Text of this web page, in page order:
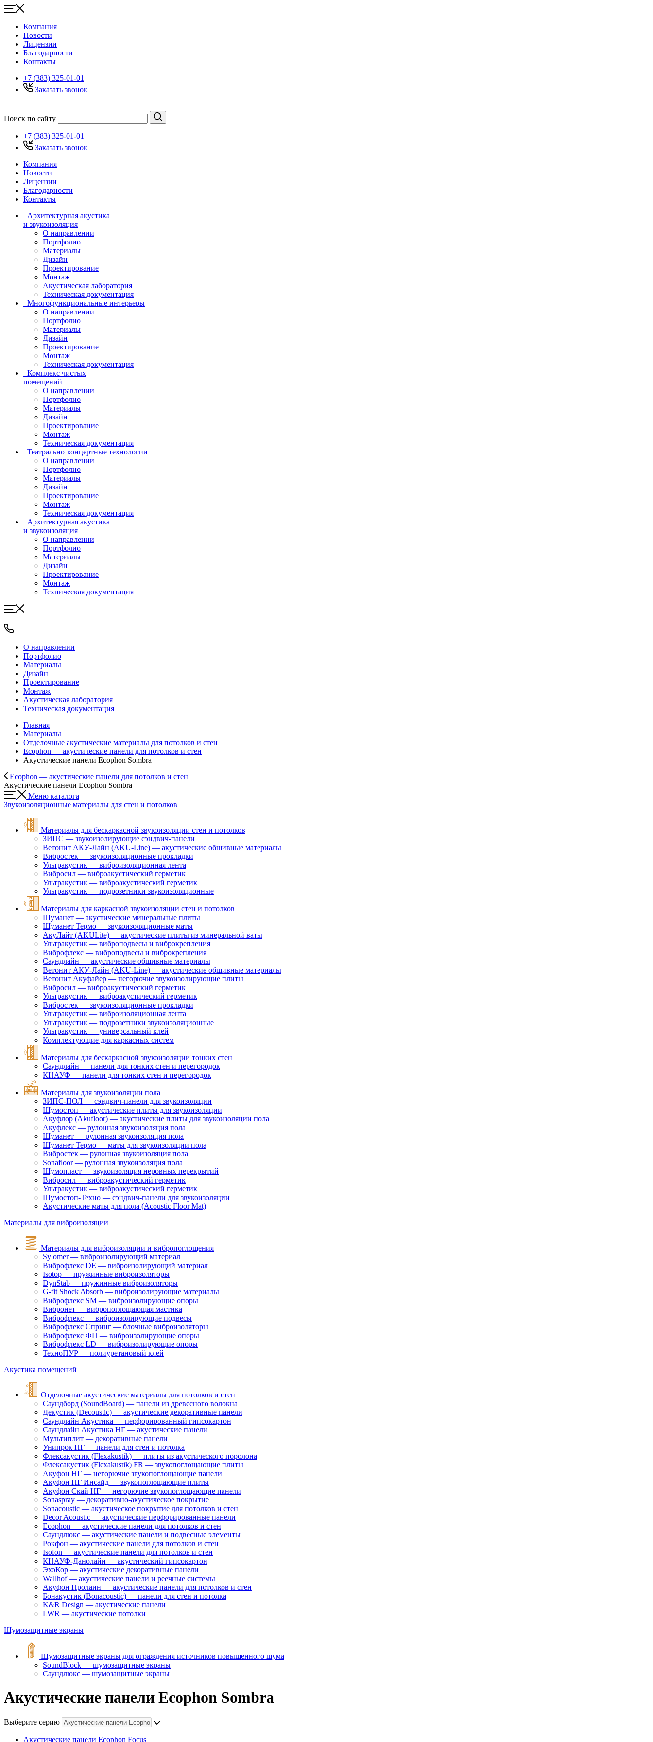
Компания
Новости
Лицензии
Благодарности
Контакты
+7 (383) 325-01-01
Заказать звонок
Поиск по сайту
+7 (383) 325-01-01
Заказать звонок
Компания
Новости
Лицензии
Благодарности
Контакты
Архитектурная акустика
и звукоизоляция
О направлении
Портфолио
Материалы
Дизайн
Проектирование
Монтаж
Акустическая лаборатория
Техническая документация
Многофункциональные интерьеры
О направлении
Портфолио
Материалы
Дизайн
Проектирование
Монтаж
Техническая документация
Комплекс чистых
помещений
О направлении
Портфолио
Материалы
Дизайн
Проектирование
Монтаж
Техническая документация
Театрально-концертные технологии
О направлении
Портфолио
Материалы
Дизайн
Проектирование
Монтаж
Техническая документация
Архитектурная акустика
и звукоизоляция
О направлении
Портфолио
Материалы
Дизайн
Проектирование
Монтаж
Техническая документация
О направлении
Портфолио
Материалы
Дизайн
Проектирование
Монтаж
Акустическая лаборатория
Техническая документация
Главная
Материалы
Отделочные акустические материалы для потолков и стен
Ecophon — акустические панели для потолков и стен
Акустические панели Ecophon Sombra
Ecophon — акустические панели для потолков и стен
Акустические панели Ecophon Sombra
Меню каталога
Звукоизоляционные материалы для стен и потолков
Материалы для бескаркасной звукоизоляции стен и потолков
ЗИПС — звукоизолирующие cэндвич-панели
Ветонит АКУ-Лайн (AKU-Line) — акустические обшивные материалы
Вибростек — звукоизоляционные прокладки
Ультракустик — виброизоляционная лента
Вибросил — виброакустический герметик
Ультракустик — виброакустический герметик
Ультракустик — подрозетники звукоизоляционные
Материалы для каркасной звукоизоляции стен и потолков
Шуманет — акустические минеральные плиты
Шуманет Термо — звукоизоляционные маты
АкуЛайт (AKULite) — акустические плиты из минеральной ваты
Ультракустик — виброподвесы и виброкрепления
Виброфлекс — виброподвесы и виброкрепления
Саундлайн — акустические обшивные материалы
Ветонит АКУ-Лайн (AKU-Line) — акустические обшивные материалы
Ветонит Акуфайер — негорючие звукоизолирующие плиты
Вибросил — виброакустический герметик
Ультракустик — виброакустический герметик
Вибростек — звукоизоляционные прокладки
Ультракустик — виброизоляционная лента
Ультракустик — подрозетники звукоизоляционные
Ультракустик — универсальный клей
Комплектующие для каркасных систем
Материалы для бескаркасной звукоизоляции тонких стен
Саундлайн — панели для тонких стен и перегородок
КНАУФ — панели для тонких стен и перегородок
Материалы для звукоизоляции пола
ЗИПС-ПОЛ — сэндвич-панели для звукоизоляции
Шумостоп — акустические плиты для звукоизоляции
Акуфлор (Akufloor) — акустические плиты для звукоизоляции пола
Акуфлекс — рулонная звукоизоляция пола
Шуманет — рулонная звукоизоляция пола
Шуманет Термо — маты для звукоизоляции пола
Вибростек — рулонная звукоизоляция пола
Sonafloor — рулонная звукоизоляция пола
Шумопласт — звукоизоляция неровных перекрытий
Вибросил — виброакустический герметик
Ультракустик — виброакустический герметик
Шумостоп-Техно — сэндвич-панели для звукоизоляции
Акустические маты для пола (Acoustic Floor Mat)
Материалы для виброизоляции
Материалы для виброизоляции и вибропоглощения
Sylomer — виброизолирующий материал
Виброфлекс DE — виброизолирующий материал
Isotop — пружинные виброизоляторы
DynStab — пружинные виброизоляторы
G-fit Shock Absorb — виброизолирующие материалы
Виброфлекс SM — виброизолирующие опоры
Вибронет — вибропоглощающая мастика
Виброфлекс — виброизолирующие подвесы
Виброфлекс Спринг — блочные виброизоляторы
Виброфлекс ФП — виброизолирующие опоры
Виброфлекс LD — виброизолирующие опоры
ТехноПУР — полиуретановый клей
Акустика помещений
Отделочные акустические материалы для потолков и стен
Саундборд (SoundBoard) — панели из древесного волокна
Декустик (Decoustic) — акустические декоративные панели
Саундлайн Акустика — перфорированный гипсокартон
Саундлайн Акустика НГ — акустические панели
Мультиплит — декоративные панели
Унипрок НГ — панели для стен и потолка
Флексакустик (Flexakustik) — плиты из акустического поролона
Флексакустик (Flexakustik) FR — звукопоглощающие плиты
Акуфон НГ — негорючие звукопоглощающие панели
Акуфон НГ Инсайд — звукопоглощающие плиты
Акуфон Скай НГ — негорючие звукопоглощающие панели
Sonaspray — декоративно-акустическое покрытие
Sonacoustic — акустическое покрытие для потолков и стен
Decor Acoustic — акустические перфорированные панели
Ecophon — акустические панели для потолков и стен
Саундлюкс — акустические панели и подвесные элементы
Рокфон — акустические панели для потолков и стен
Isofon — акустические панели для потолков и стен
КНАУФ-Данолайн — акустический гипсокартон
ЭхоКор — акустические декоративные панели
Wallhof — акустические панели и реечные системы
Акуфон Пролайн — акустические панели для потолков и стен
Бонакустик (Bonacoustic) — панели для стен и потолка
K&R Design — акустические панели
LWR — акустические потолки
Шумозащитные экраны
Шумозащитные экраны для ограждения источников повышенного шума
SoundBlock — шумозащитные экраны
Саундлюкс — шумозащитные экраны
Акустические панели Ecophon Sombra
Выберите серию
Акустические панели Ecophon Focus